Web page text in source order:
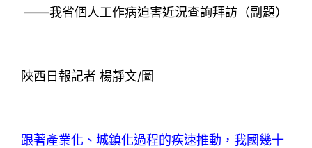
——我省個人工作病迫害近況查詢拜訪（副題）
陜西日報記者 楊靜文/圖
跟著產業化、城鎮化過程的疾速推動，我國幾十